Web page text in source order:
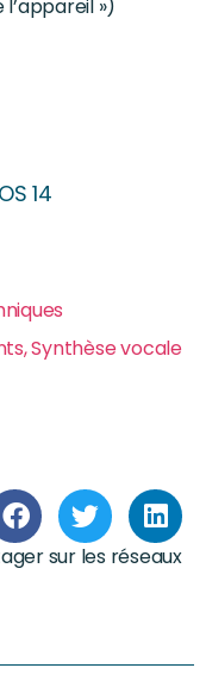
»)
14
,Synthèse vocale
sur les réseaux